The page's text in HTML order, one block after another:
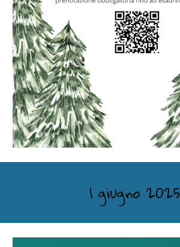
1 giugno 2025